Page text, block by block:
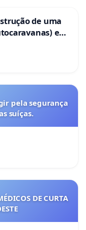
de uma
em
pela segurança
suíças.
DE CURTA